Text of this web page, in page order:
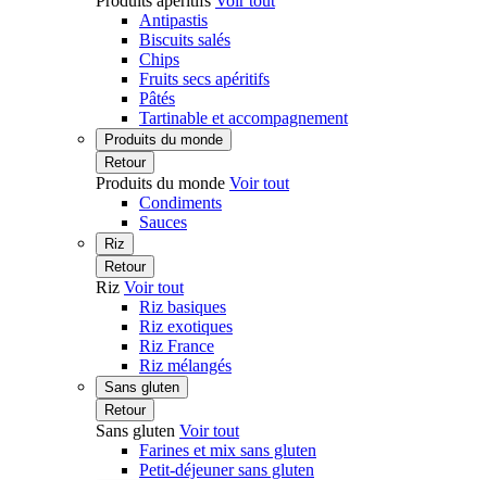
Antipastis
Biscuits salés
Chips
Fruits secs apéritifs
Pâtés
Tartinable et accompagnement
Produits du monde
Retour
Produits du monde Voir tout
Condiments
Sauces
Riz
Retour
Riz Voir tout
Riz basiques
Riz exotiques
Riz France
Riz mélangés
Sans gluten
Retour
Sans gluten Voir tout
Farines et mix sans gluten
Petit-déjeuner sans gluten